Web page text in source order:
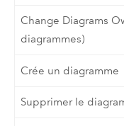
Change Diagrams
diagrammes)
Crée un diagramme
Supprimer le